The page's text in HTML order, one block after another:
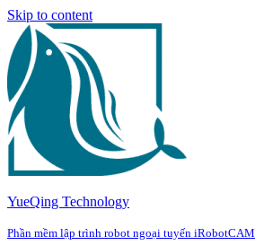
Skip to content
YueQing Technology
Phần mềm lập trình robot ngoại tuyến iRobotCAM